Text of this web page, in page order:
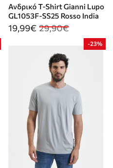
Ανδρικό T-Shirt Gianni Lupo
GL1053F-SS25 Rosso India
19,99€ 29,90€
-23%